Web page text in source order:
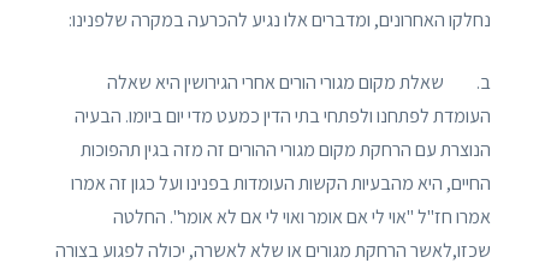
נחלקו האחרונים, ומדברים אלו נגיע להכרעה במקרה שלפנינו:
ב. שאלת מקום מגורי הורים אחרי הגירושין היא שאלה
העומדת לפתחנו ולפתחי בתי הדין כמעט מדי יום ביומו. הבעיה
הנוצרת עם הרחקת מקום מגורי ההורים זה מזה בגין תהפוכות
החיים, היא מהבעיות הקשות העומדות בפנינו ועל כגון זה אמרו
אמרו חז"ל "אוי לי אם אומר ואוי לי אם לא אומר". החלטה
שכזו,לאשר הרחקת מגורים או שלא לאשרה, יכולה לפגוע בצורה